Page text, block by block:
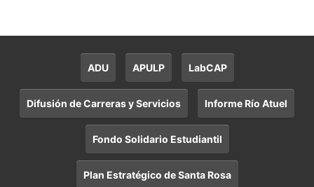
ADU APULP LabCAP
Difusión de Carreras y Servicios Informe Río Atuel
Fondo Solidario Estudiantil
Plan Estratégico de Santa Rosa